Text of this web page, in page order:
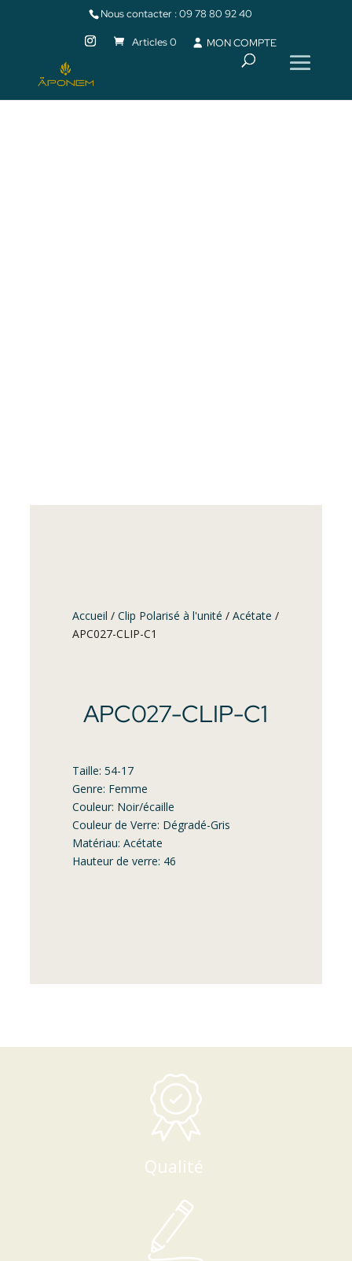
Nous contacter :09 78 80 92 40
Articles 0 MON COMPTE
Accueil /Clip Polarisé à l'unité /Acétate /
APC027-CLIP-C1
APC027-CLIP-C1
Taille: 54-17
Genre: Femme
Couleur: Noir/écaille
Couleur de Verre: Dégradé-Gris
Matériau: Acétate
Hauteur de verre: 46
Qualité